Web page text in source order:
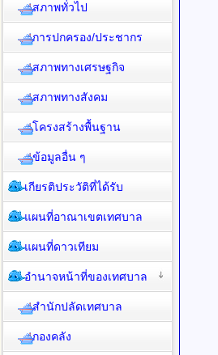
สภาพทั่วไป
การปกครอง/ประชากร
สภาพทางเศรษฐกิจ
สภาพทางสังคม
โครงสร้างพื้นฐาน
ข้อมูลอื่น ๆ
เกียรติประวัติที่ได้รับ
แผนที่อาณาเขตเทศบาล
แผนที่ดาวเทียม
อำนาจหน้าที่ของเทศบาล
สำนักปลัดเทศบาล
กองคลัง